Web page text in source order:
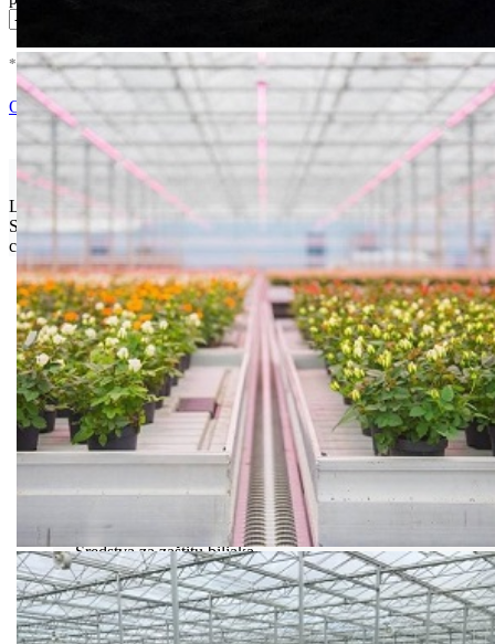
* U cenu je uracunat PDV * Nema Na Stanju !
Ocenite i napišite preporuku
Isporuka Info
Limit za porudžbinu je500.00 dinara
za isporuku na teritoriji
Srbije. Za inostranstvo, molimo da nas kontaktirate za informacije o
ceni i mogućnostima isporuke.
Bio priča
Biostimulacija
Dezinfekcija
Feromoni i klopke
Folije i agrotekstili
Oprema i instrumenti
Semena povrća
Sredstva za ishranu biljaka
Sredstva za zaštitu biljaka
Supstrati
Zaštita ... u 10 litara